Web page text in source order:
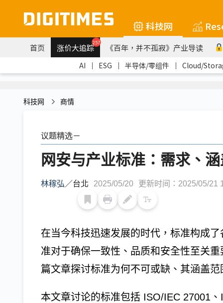
科技网
首页 涨价大追踪257 《百年，并不孤寂》产业导读
AI ｜ ESG ｜ 半导体/零组件 ｜ Cloud/
科技网 商情
议题精选－
网安与产业标准：需求、
林稼弘 ／台北 2025/05/20 更新时间：2025/05/21
在当今科技迅速发展的时代，标准构成
准对于确保一致性、品质和安全性至关
篇文章探讨标准为何不可或缺、其涵盖
本文章讨论的标准包括 ISO/IEC 27001